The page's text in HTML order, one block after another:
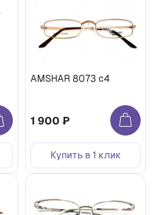
AMSHAR 8073 c4
1 900 ₽
Купить в 1 клик